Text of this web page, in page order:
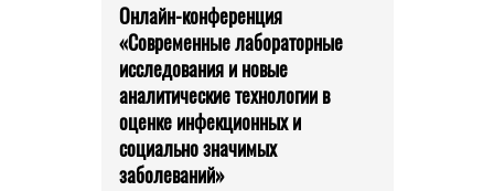
Онлайн-конференция
«Современные лабораторные
исследования и новые
аналитические технологии в
оценке инфекционных и
социально значимых
заболеваний»